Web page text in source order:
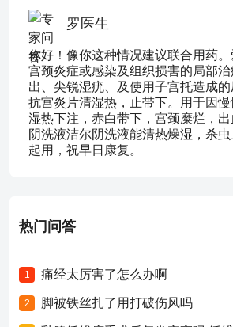
罗医生
你好！像你这种情况建议联合用药
宫颈炎症或感染及组织损害的局部
出、尖锐湿疣、及使用子宫托造成的
抗宫炎片清湿热，止带下。用于因
湿热下注，赤白带下，宫颈糜烂，
阴洗液洁尔阴洗液能清热燥湿，杀
起用，祝早日康复。
热门问答
1 痛经太厉害了怎么办啊
2 脚被铁丝扎了用打破伤风吗